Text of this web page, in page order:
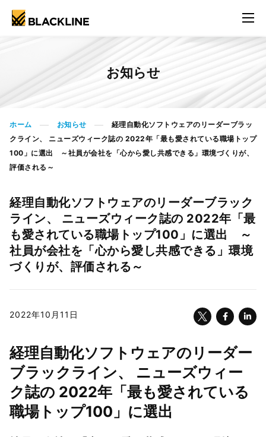
お知らせ
ホーム お知らせ
経理自動化ソフトウェアのリーダーブラッ
クライン、 ニューズウィーク誌の 2022年「最も愛されている職場トップ
100」に選出 ～社員が会社を「心から愛し共感できる」環境づくりが、
評価される～
経理自動化ソフトウェアのリーダーブラック
ライン、 ニューズウィーク誌の 2022年「最
も愛されている職場トップ100」に選出 ～
社員が会社を「心から愛し共感できる」環境
づくりが、評価される～
2022年10月11日
経理自動化ソフトウェアのリーダー
ブラックライン、 ニューズウィー
ク誌の 2022年「最も愛されている
職場トップ100」に選出